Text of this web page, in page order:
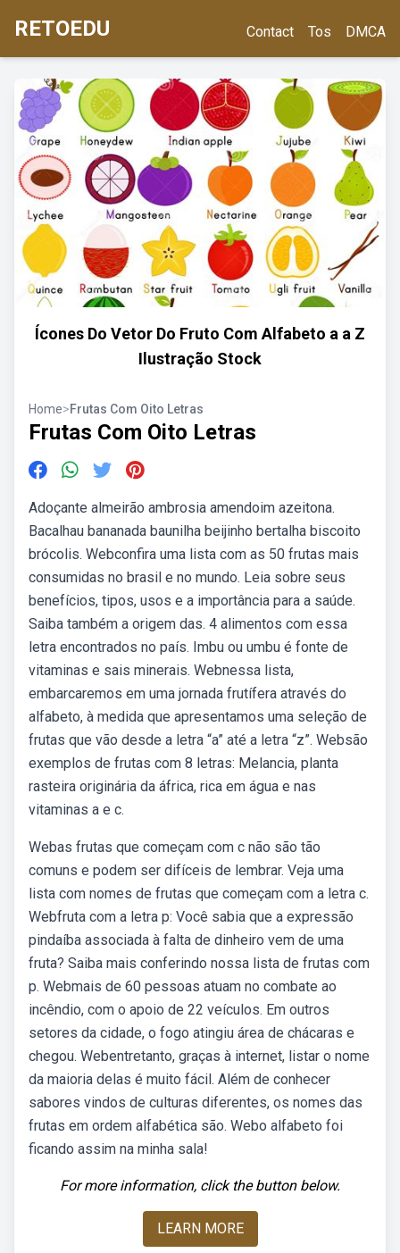
RETOEDU Contact Tos DMCA
Ícones Do Vetor Do Fruto Com Alfabeto a a Z
Ilustração Stock
Home>Frutas Com Oito Letras
Frutas Com Oito Letras
Adoçante almeirão ambrosia amendoim azeitona.
Bacalhau bananada baunilha beijinho bertalha biscoito
brócolis. Webconfira uma lista com as 50 frutas mais
consumidas no brasil e no mundo. Leia sobre seus
benefícios, tipos, usos e a importância para a saúde.
Saiba também a origem das. 4 alimentos com essa
letra encontrados no país. Imbu ou umbu é fonte de
vitaminas e sais minerais. Webnessa lista,
embarcaremos em uma jornada frutífera através do
alfabeto, à medida que apresentamos uma seleção de
frutas que vão desde a letra “a” até a letra “z”. Websão
exemplos de frutas com 8 letras: Melancia, planta
rasteira originária da áfrica, rica em água e nas
vitaminas a e c.
Webas frutas que começam com c não são tão
comuns e podem ser difíceis de lembrar. Veja uma
lista com nomes de frutas que começam com a letra c.
Webfruta com a letra p: Você sabia que a expressão
pindaíba associada à falta de dinheiro vem de uma
fruta? Saiba mais conferindo nossa lista de frutas com
p. Webmais de 60 pessoas atuam no combate ao
incêndio, com o apoio de 22 veículos. Em outros
setores da cidade, o fogo atingiu área de chácaras e
chegou. Webentretanto, graças à internet, listar o nome
da maioria delas é muito fácil. Além de conhecer
sabores vindos de culturas diferentes, os nomes das
frutas em ordem alfabética são. Webo alfabeto foi
ficando assim na minha sala!
For more information, click the button below.
LEARN MORE